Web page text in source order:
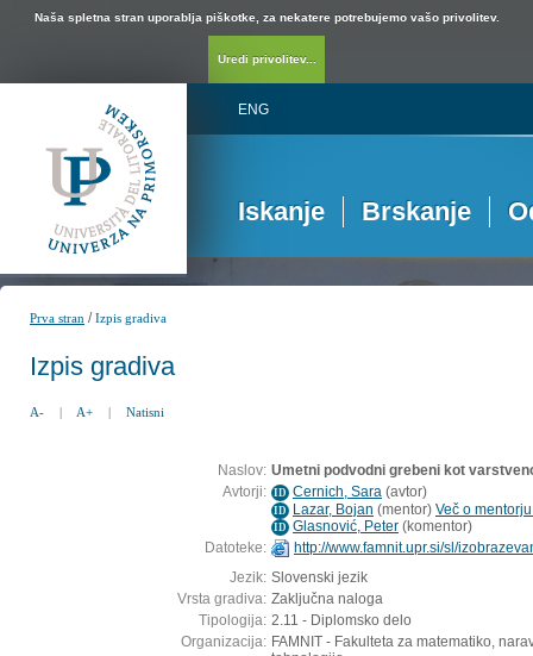
Naša spletna stran uporablja piškotke, za nekatere potrebujemo vašo privolitev.
Uredi privolitev...
ENG
Iskanje Brskanje
Prva stran /Izpis gradiva
Izpis gradiva
A- | A+ | Natisni
Naslov: Umetni podvodni grebeni kot
Avtorji: ID Cernich, Sara (avtor)
ID Lazar, Bojan (mentor) Več o
ID Glasnović, Peter (komentor)
Datoteke:
http://www.famnit.upr.si/sl/
Jezik: Slovenski jezik
Vrsta gradiva: Zaključna naloga
Tipologija: 2.11 - Diplomsko delo
Organizacija: FAMNIT - Fakulteta za matematiko,